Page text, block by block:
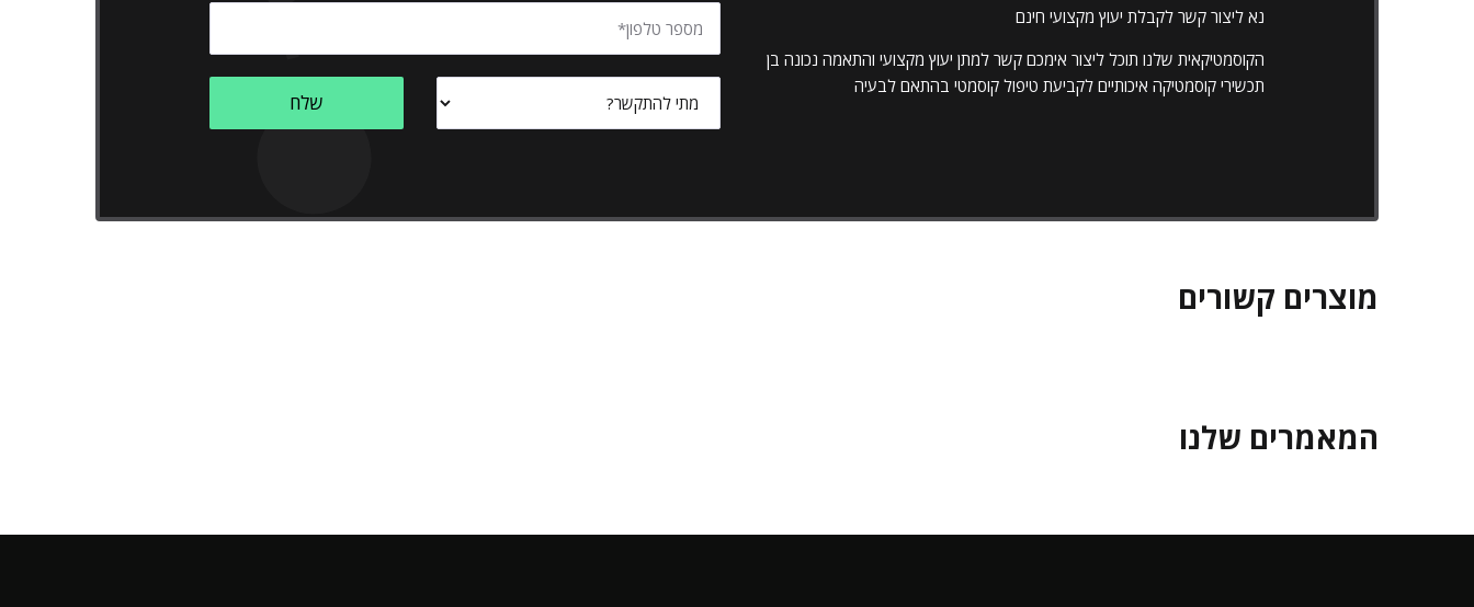
נא ליצור קשר לקבלת יעוץ מקצועי חינם
הקוסמטיקאית שלנו תוכל ליצור אימכם קשר למתן יעוץ מקצועי והתאמה נכונה בן
תכשירי קוסמטיקה איכותיים לקביעת טיפול קוסמטי בהתאם לבעיה
מוצרים קשורים
המאמרים שלנו